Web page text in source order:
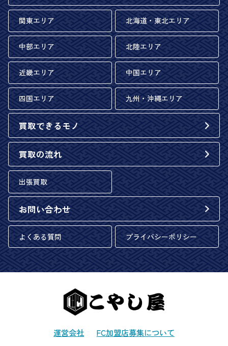
関東エリア 北海道・東北エリア
中部エリア 北陸エリア
近畿エリア 中国エリア
四国エリア 九州・沖縄エリア
買取できるモノ
買取の流れ
出張買取
お問い合わせ
よくある質問 プライバシーポリシー
運営会社 FC加盟店募集について